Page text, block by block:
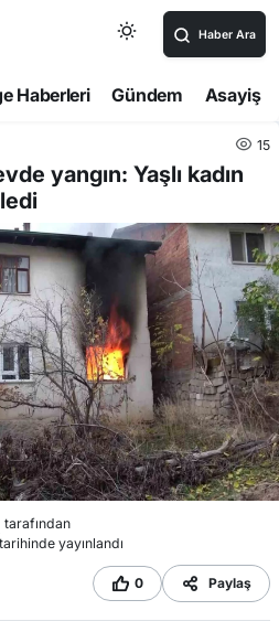
Haber Ara
Haberleri Gündem Asayiş
15
yangın: Yaşlı kadın
tarafından
yayınlandı
0 Paylaş